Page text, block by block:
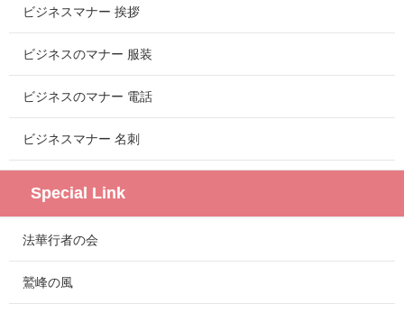
ビジネスマナー 挨拶
ビジネスのマナー 服装
ビジネスのマナー 電話
ビジネスマナー 名刺
Special Link
法華行者の会
鷲峰の風